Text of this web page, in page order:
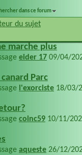
dans ce forum
du sujet
marche plus
eider 17 09/04/
Parc
l'exorciste 18/03/
coinc59 10/11/
aqueste 26/12/